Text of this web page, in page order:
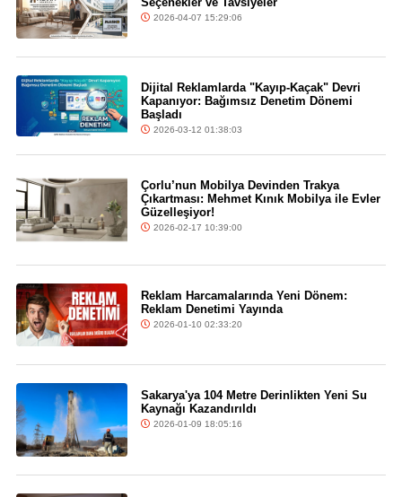
2026-04-07 15:29:06
Dijital Reklamlarda "Kayıp-Kaçak" Devri
Kapanıyor: Bağımsız Denetim Dönemi
Başladı
2026-03-12 01:38:03
Çorlu’nun Mobilya Devinden Trakya
Çıkartması: Mehmet Kınık Mobilya ile Evler
Güzelleşiyor!
2026-02-17 10:39:00
Reklam Harcamalarında Yeni Dönem:
Reklam Denetimi Yayında
2026-01-10 02:33:20
Sakarya'ya 104 Metre Derinlikten Yeni Su
Kaynağı Kazandırıldı
2026-01-09 18:05:16